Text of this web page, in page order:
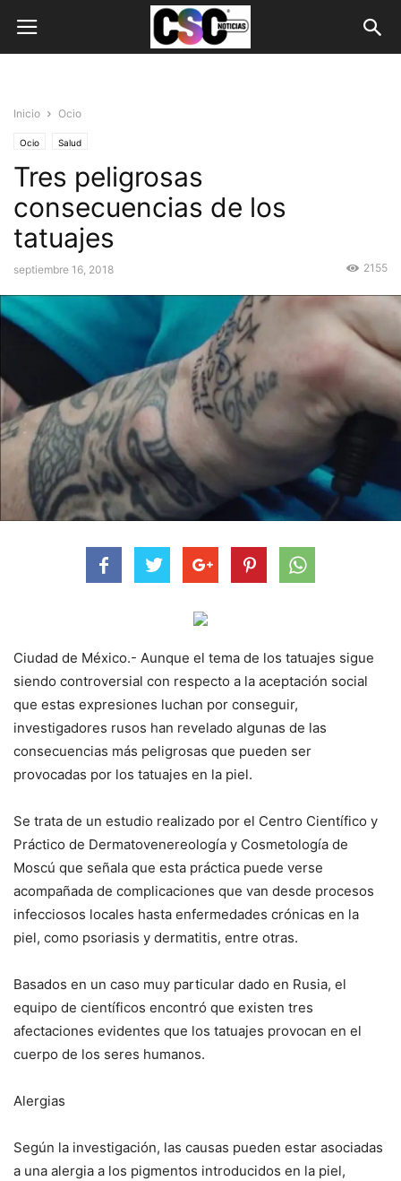
Inicio Ocio
Ocio Salud
Tres peligrosas
consecuencias de los
tatuajes
septiembre 16, 2018 2155
Ciudad de México.- Aunque el tema de los tatuajes sigue
siendo controversial con respecto a la aceptación social
que estas expresiones luchan por conseguir,
investigadores rusos han revelado algunas de las
consecuencias más peligrosas que pueden ser
provocadas por los tatuajes en la piel.
Se trata de un estudio realizado por el Centro Científico y
Práctico de Dermatovenereología y Cosmetología de
Moscú que señala que esta práctica puede verse
acompañada de complicaciones que van desde procesos
infecciosos locales hasta enfermedades crónicas en la
piel, como psoriasis y dermatitis, entre otras.
Basados en un caso muy particular dado en Rusia, el
equipo de científicos encontró que existen tres
afectaciones evidentes que los tatuajes provocan en el
cuerpo de los seres humanos.
Alergias
Según la investigación, las causas pueden estar asociadas
a una alergia a los pigmentos introducidos en la piel,